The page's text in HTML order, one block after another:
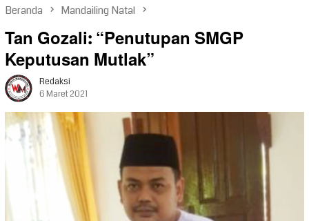
Beranda Mandailing Natal
Tan Gozali: “Penutupan SMGP
Keputusan Mutlak”
Redaksi
6 Maret 2021